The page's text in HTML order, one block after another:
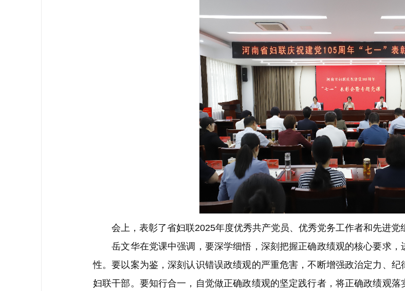
会上，表彰了省妇联2025年度优秀共产党员、优秀党务工作者和先进党
岳文华在党课中强调，要深学细悟，深刻把握正确政绩观的核心要求，
性。要以案为鉴，深刻认识错误政绩观的严重危害，不断增强政治定力、
妇联干部。要知行合一，自觉做正确政绩观的坚定践行者，将正确政绩观